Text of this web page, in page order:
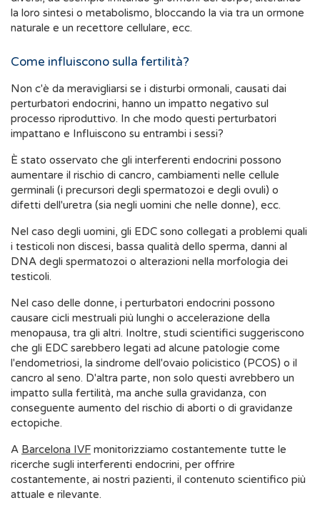
la loro sintesi o metabolismo, bloccando la via tra un ormone
naturale e un recettore cellulare, ecc.
Come influiscono sulla fertilità?
Non c'è da meravigliarsi se i disturbi ormonali, causati dai
perturbatori endocrini, hanno un impatto negativo sul
processo riproduttivo. In che modo questi perturbatori
impattano e Influiscono su entrambi i sessi?
È stato osservato che gli interferenti endocrini possono
aumentare il rischio di cancro, cambiamenti nelle cellule
germinali (i precursori degli spermatozoi e degli ovuli) o
difetti dell'uretra (sia negli uomini che nelle donne), ecc.
Nel caso degli uomini, gli EDC sono collegati a problemi quali
i testicoli non discesi, bassa qualità dello sperma, danni al
DNA degli spermatozoi o alterazioni nella morfologia dei
testicoli.
Nel caso delle donne, i perturbatori endocrini possono
causare cicli mestruali più lunghi o accelerazione della
menopausa, tra gli altri. Inoltre, studi scientifici suggeriscono
che gli EDC sarebbero legati ad alcune patologie come
l'endometriosi, la sindrome dell'ovaio policistico (PCOS) o il
cancro al seno. D'altra parte, non solo questi avrebbero un
impatto sulla fertilità, ma anche sulla gravidanza, con
conseguente aumento del rischio di aborti o di gravidanze
ectopiche.
A Barcelona IVF
ricerche sugli interferenti endocrini, per offrire
costantemente, ai nostri pazienti, il contenuto scientifico più
attuale e rilevante.